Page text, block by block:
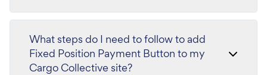
What steps do I need to follow to add
Fixed Position Payment Button to my
Cargo Collective site?